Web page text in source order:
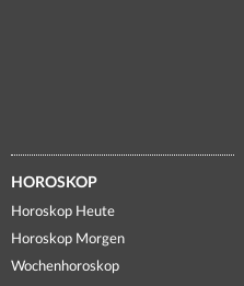
HOROSKOP
Horoskop Heute
Horoskop Morgen
Wochenhoroskop